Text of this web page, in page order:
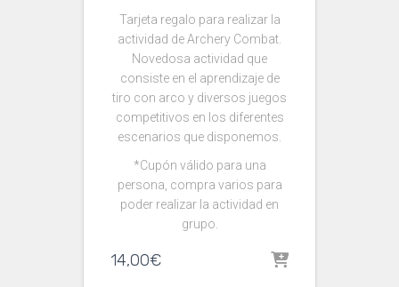
Tarjeta regalo para realizar la
actividad de Archery Combat.
Novedosa actividad que
consiste en el aprendizaje de
tiro con arco y diversos juegos
competitivos en los diferentes
escenarios que disponemos.
*Cupón válido para una
persona, compra varios para
poder realizar la actividad en
grupo.
14,00€